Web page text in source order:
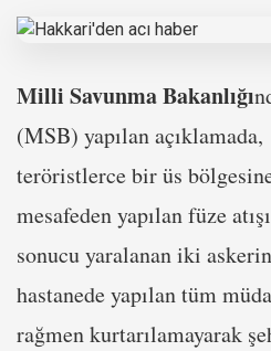
Milli Savunma Bakanlığı
(MSB) yapılan açıklamada,
teröristlerce bir üs
mesafeden yapılan füze atışı
sonucu yaralanan iki
hastanede yapılan tüm
rağmen kurtarılamayarak